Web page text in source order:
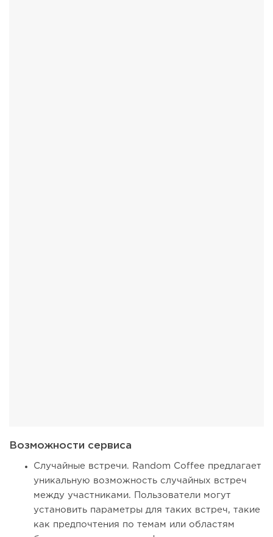
Возможности сервиса
Случайные встречи. Random Coffee предлагает
уникальную возможность случайных встреч
между участниками. Пользователи могут
установить параметры для таких встреч, такие
как предпочтения по темам или областям